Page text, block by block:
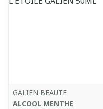
GALIEN BEAUTE
ALCOOL MENTHE